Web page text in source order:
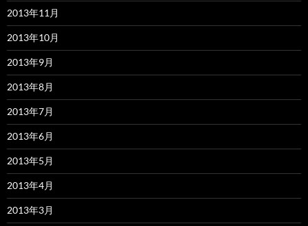
2013年11月
2013年10月
2013年9月
2013年8月
2013年7月
2013年6月
2013年5月
2013年4月
2013年3月